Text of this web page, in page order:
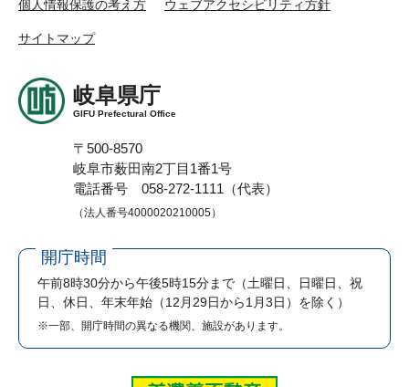
個人情報保護の考え方 ウェブアクセシビリティ方針
サイトマップ
岐阜県庁
GIFU Prefectural Office
〒500-8570
岐阜市薮田南2丁目1番1号
電話番号 058-272-1111（代表）
（法人番号4000020210005）
開庁時間
午前8時30分から午後5時15分まで （土曜日、日曜日、祝
日、休日、年末年始（12月29日から1月3日）を除く）
※一部、開庁時間の異なる機関、施設があります。